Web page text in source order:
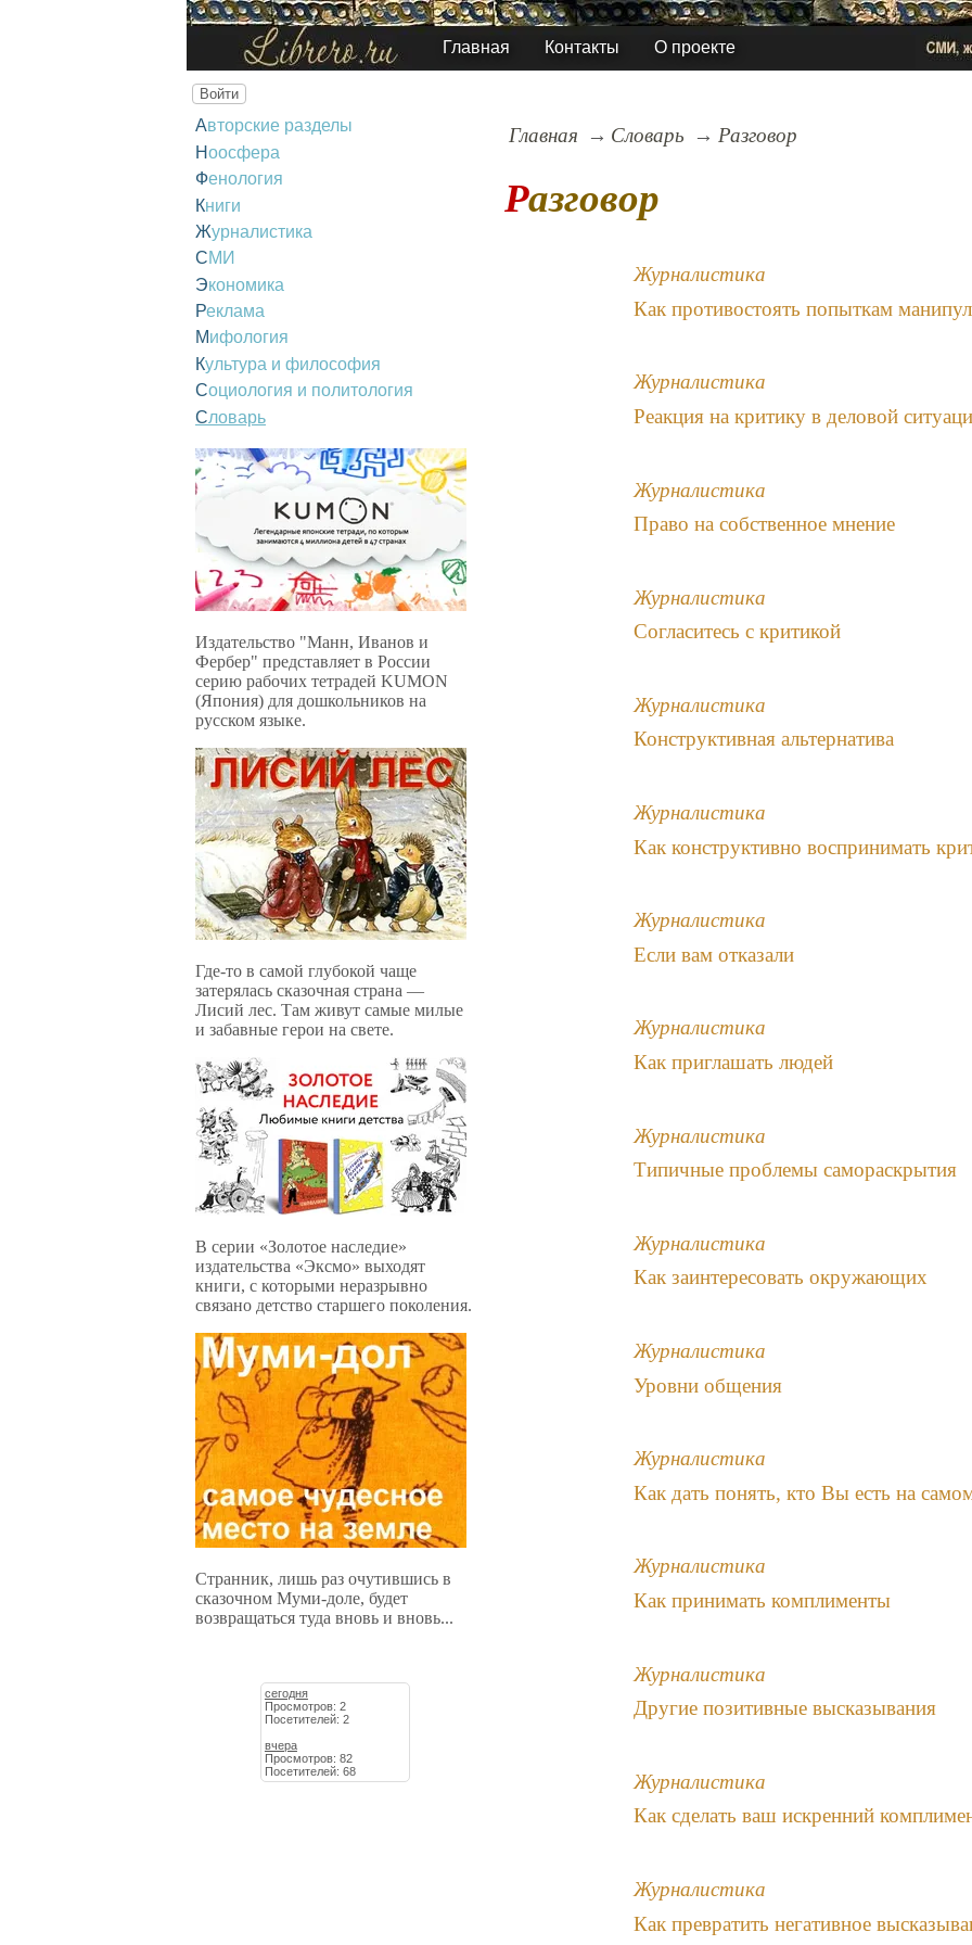
Главная Контакты О проекте
Войти
Авторские разделы
Ноосфера
Фенология
Книги
Журналистика
СМИ
Экономика
Реклама
Мифология
Культура и философия
Социология и политология
Словарь
Издательство "Манн, Иванов и
Фербер" представляет в России
серию рабочих тетрадей KUMON
(Япония) для дошкольников на
русском языке.
Где-то в самой глубокой чаще
затерялась сказочная страна —
Лисий лес. Там живут самые милые
и забавные герои на свете.
В серии «Золотое наследие»
издательства «Эксмо» выходят
книги, с которыми неразрывно
связано детство старшего поколения.
Странник, лишь раз очутившись в
сказочном Муми-доле, будет
возвращаться туда вновь и вновь...
сегодня
Просмотров: 2
Посетителей: 2
вчера
Просмотров: 82
Посетителей: 68
Главная Словарь Разговор
Разговор
Журналистика
Как противостоять попыткам
Журналистика
Реакция на критику в деловой
Журналистика
Право на собственное мнение
Журналистика
Согласитесь с критикой
Журналистика
Конструктивная альтернатива
Журналистика
Как конструктивно воспринимать
Журналистика
Если вам отказали
Журналистика
Как приглашать людей
Журналистика
Типичные проблемы самораскрытия
Журналистика
Как заинтересовать окружающих
Журналистика
Уровни общения
Журналистика
Как дать понять, кто Вы есть на
Журналистика
Как принимать комплименты
Журналистика
Другие позитивные высказывания
Журналистика
Как сделать ваш искренний
Журналистика
Как превратить негативное